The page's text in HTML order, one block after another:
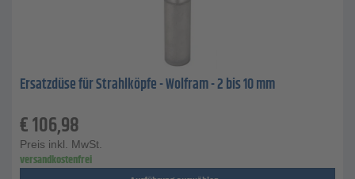
Ersatzdüse für Strahlköpfe - Wolfram - 2 bis 10 mm
€106,98
Preis inkl. MwSt.
versandkostenfrei